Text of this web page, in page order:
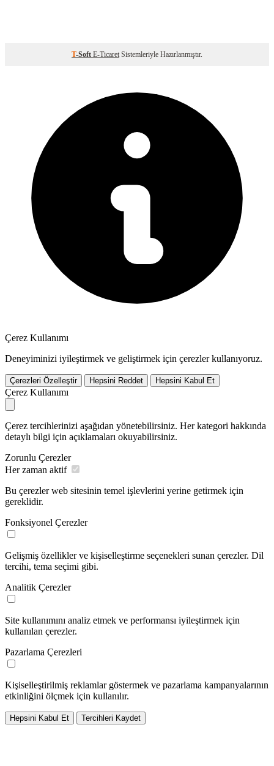
T-Soft E-Ticaret Sistemleriyle Hazırlanmıştır.
Çerez Kullanımı
Deneyiminizi iyileştirmek ve geliştirmek için çerezler kullanıyoruz.
Çerezleri Özelleştir Hepsini Reddet Hepsini Kabul Et
Çerez Kullanımı
Çerez tercihlerinizi aşağıdan yönetebilirsiniz. Her kategori hakkında
detaylı bilgi için açıklamaları okuyabilirsiniz.
Zorunlu Çerezler
Her zaman aktif
Bu çerezler web sitesinin temel işlevlerini yerine getirmek için
gereklidir.
Fonksiyonel Çerezler
Gelişmiş özellikler ve kişiselleştirme seçenekleri sunan çerezler. Dil
tercihi, tema seçimi gibi.
Analitik Çerezler
Site kullanımını analiz etmek ve performansı iyileştirmek için
kullanılan çerezler.
Pazarlama Çerezleri
Kişiselleştirilmiş reklamlar göstermek ve pazarlama kampanyalarının
etkinliğini ölçmek için kullanılır.
Hepsini Kabul Et Tercihleri Kaydet